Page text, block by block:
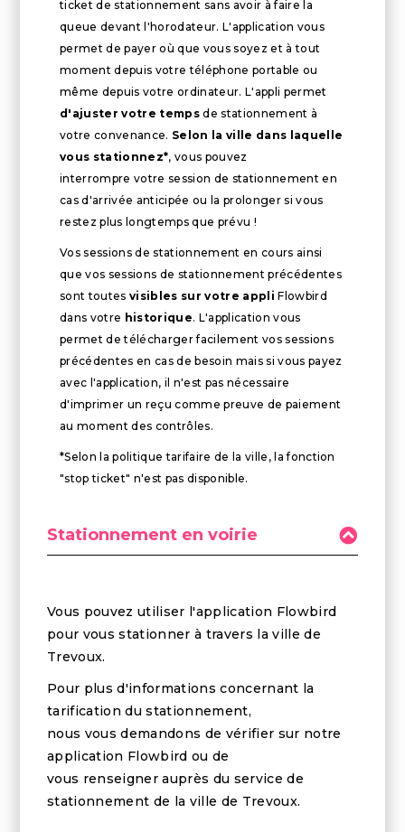
ticket de stationnement sans avoir à faire la
queue devant l'horodateur. L'application vous
permet de payer où que vous soyez et à tout
moment depuis votre téléphone portable ou
même depuis votre ordinateur. L'appli permet
d'ajuster votre tempsde stationnement à
votre convenance. Selon la ville dans laquelle
vous stationnez*, vous pouvez
interrompre votre session de stationnement en
cas d'arrivée anticipée ou la prolonger si vous
restez plus longtemps que prévu !
Vos sessions de stationnement en cours ainsi
que vos sessions de stationnement précédentes
sont toutes visibles sur votre appli Flowbird
dans votre historique. L'application vous
permet de télécharger facilement vos sessions
précédentes en cas de besoin mais si vous payez
avec l'application, il n'est pas nécessaire
d'imprimer un reçu comme preuve de paiement
au moment des contrôles.
*Selon la politique tarifaire de la ville, la fonction
"stop ticket" n'est pas disponible.
Stationnement en voirie
Vous pouvez utiliser l'application Flowbird
pour vous stationner à travers la ville de
Trevoux.
Pour plus d'informations concernant la
tarification du stationnement,
nous vous demandons de vérifier sur notre
application Flowbird ou de
vous renseigner auprès du service de
stationnement de la ville de Trevoux.